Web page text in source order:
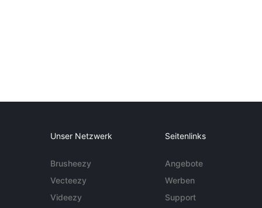
Unser Netzwerk
Brusheezy
Vecteezy
Videezy
Seitenlinks
Angebote
Werben
Support